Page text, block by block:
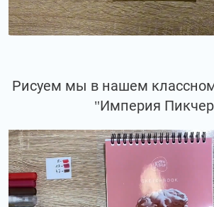
Рисуем мы в нашем классном
"Империя